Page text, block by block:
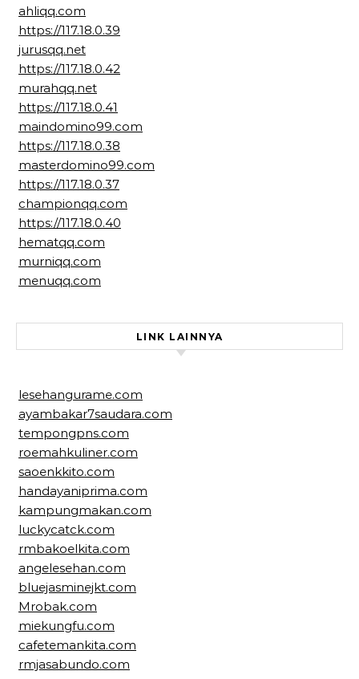
ahliqq.com
https://117.18.0.39
jurusqq.net
https://117.18.0.42
murahqq.net
https://117.18.0.41
maindomino99.com
https://117.18.0.38
masterdomino99.com
https://117.18.0.37
championqq.com
https://117.18.0.40
hematqq.com
murniqq.com
menuqq.com
LINK LAINNYA
lesehangurame.com
ayambakar7saudara.com
tempongpns.com
roemahkuliner.com
saoenkkito.com
handayaniprima.com
kampungmakan.com
luckycatck.com
rmbakoelkita.com
angelesehan.com
bluejasminejkt.com
Mrobak.com
miekungfu.com
cafetemankita.com
rmjasabundo.com